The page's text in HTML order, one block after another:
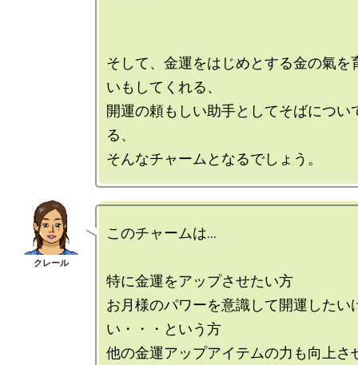
そして、金運をはじめとする金の氣を
いもしてくれる、
開運の頼もしい助手としてそばについ
る、
このチャームは…
特に金運をアップさせたい方
お月様のパワーを意識して開運したい
い・・・という方
他の金運アップアイテムの力も向上さ